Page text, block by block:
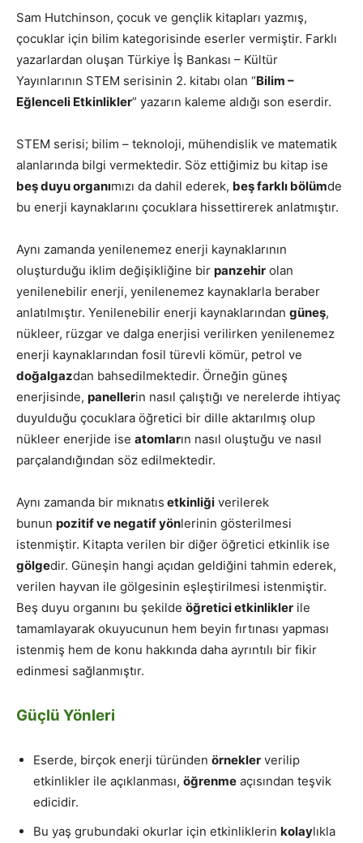
Sam Hutchinson, çocuk ve gençlik kitapları yazmış,
çocuklar için bilim kategorisinde eserler vermiştir. Farklı
yazarlardan oluşan Türkiye İş Bankası – Kültür
Yayınlarının STEM serisinin 2. kitabı olan “Bilim –
Eğlenceli Etkinlikler” yazarın kaleme aldığı son eserdir.
STEM serisi; bilim – teknoloji, mühendislik ve matematik
alanlarında bilgi vermektedir. Söz ettiğimiz bu kitap ise
beş duyu organımızı da dahil ederek, beş farklı bölümde
bu enerji kaynaklarını çocuklara hissettirerek anlatmıştır.
Aynı zamanda yenilenemez enerji kaynaklarının
oluşturduğu iklim değişikliğine bir panzehir olan
yenilenebilir enerji, yenilenemez kaynaklarla beraber
anlatılmıştır. Yenilenebilir enerji kaynaklarından güneş,
nükleer, rüzgar ve dalga enerjisi verilirken yenilenemez
enerji kaynaklarından fosil türevli kömür, petrol ve
doğalgazdan bahsedilmektedir. Örneğin güneş
enerjisinde, panellerin nasıl çalıştığı ve nerelerde ihtiyaç
duyulduğu çocuklara öğretici bir dille aktarılmış olup
nükleer enerjide ise atomların nasıl oluştuğu ve nasıl
parçalandığından söz edilmektedir.
Aynı zamanda bir mıknatıs etkinliği verilerek
bunun pozitif venegatif yönlerinin gösterilmesi
istenmiştir. Kitapta verilen bir diğer öğretici etkinlik ise
gölgedir. Güneşin hangi açıdan geldiğini tahmin ederek,
verilen hayvan ile gölgesinin eşleştirilmesi istenmiştir.
Beş duyu organını bu şekilde öğretici etkinlikler ile
tamamlayarak okuyucunun hem beyin fırtınası yapması
istenmiş hem de konu hakkında daha ayrıntılı bir fikir
edinmesi sağlanmıştır.
Güçlü Yönleri
Eserde, birçok enerji türünden örnekler verilip
etkinlikler ile açıklanması, öğrenme açısından teşvik
edicidir.
Bu yaş grubundaki okurlar için etkinliklerin kolaylıkla